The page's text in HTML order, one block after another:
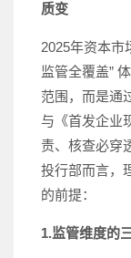
质变
2025年资本市
监管全覆盖”
范围，而是通
与《首发企业
责、核查必穿
投行部而言，
的前提：
1.监管维度的